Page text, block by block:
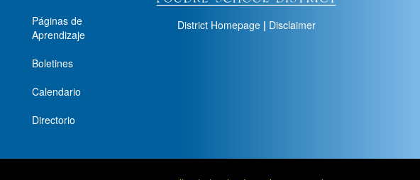
Páginas de
Aprendizaje
Boletines
Calendario
Directorio
District Homepage | Disclaimer